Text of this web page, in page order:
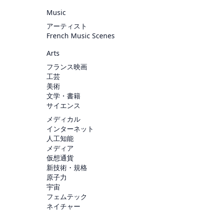
Music
アーティスト
French Music Scenes
Arts
フランス映画
工芸
美術
文学・書籍
サイエンス
メディカル
インターネット
人工知能
メディア
仮想通貨
新技術・規格
原子力
宇宙
フェムテック
ネイチャー